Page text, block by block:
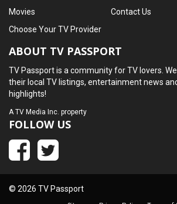
Movies
Contact Us
Choose Your TV Provider
ABOUT TV PASSPORT
TV Passport is a community for TV lovers.
their local TV listings, entertainment news
highlights!
ATV Media Inc. property
FOLLOW US
© 2026 TV Passport